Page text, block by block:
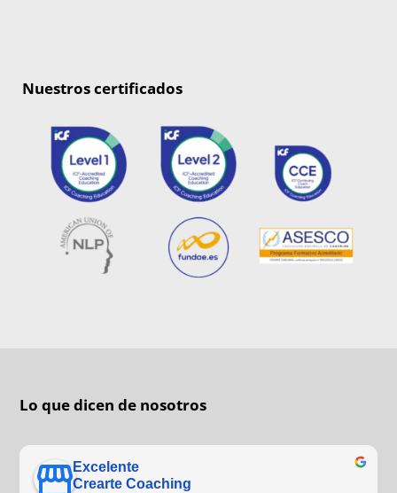
Nuestros certificados
Lo que dicen de nosotros
Excelente
Crearte Coaching